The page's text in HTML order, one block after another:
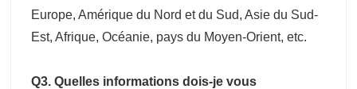
Europe, Amérique du Nord et du Sud, Asie du Sud-
Est, Afrique, Océanie, pays du Moyen-Orient, etc.
Q3. Quelles informations dois-je vous